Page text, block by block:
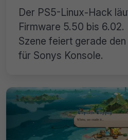
Der PS5-Linux-Hack
Firmware 5.50 bis
Szene feiert gerade
für Sonys Konsole.